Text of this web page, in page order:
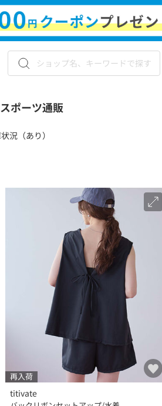
ポーツ通販
況（あり）
再入荷
titivate